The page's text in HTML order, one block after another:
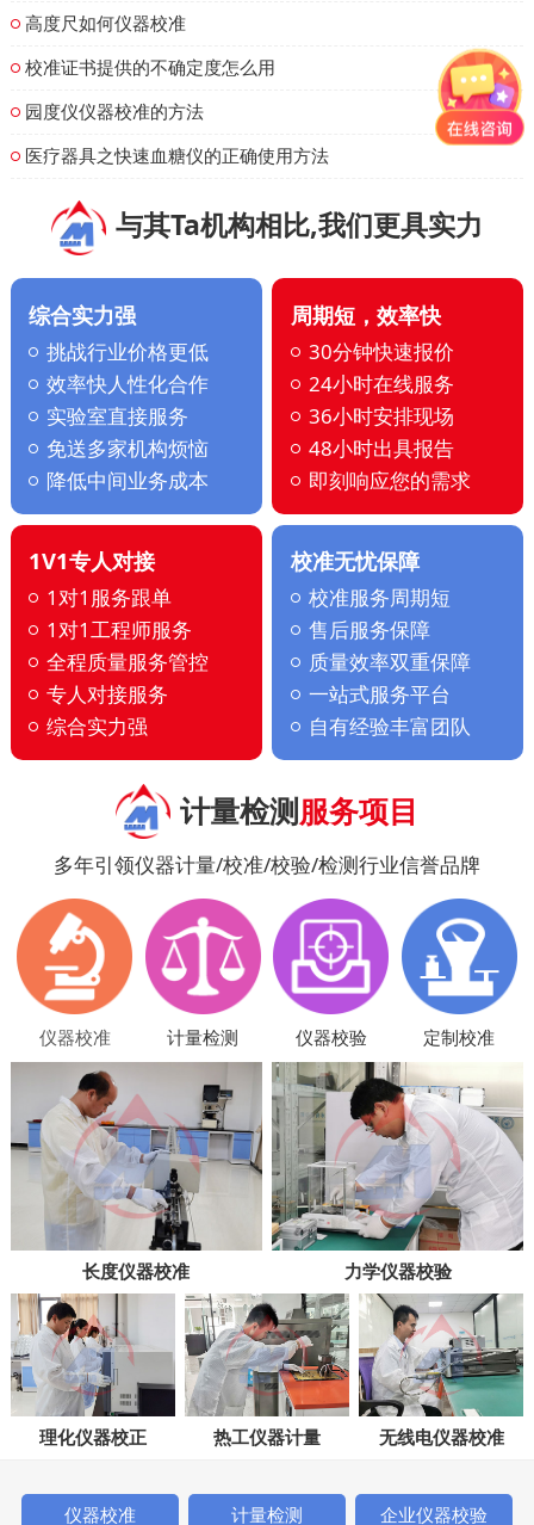
高度尺如何仪器校准
校准证书提供的不确定度怎么用
园度仪仪器校准的方法
医疗器具之快速血糖仪的正确使用方法
与其Ta机构相比,我们更具实力
综合实力强
挑战行业价格更低
效率快人性化合作
实验室直接服务
免送多家机构烦恼
降低中间业务成本
周期短，效率快
30分钟快速报价
24小时在线服务
36小时安排现场
48小时出具报告
即刻响应您的需求
1V1专人对接
1对1服务跟单
1对1工程师服务
全程质量服务管控
专人对接服务
综合实力强
校准无忧保障
校准服务周期短
售后服务保障
质量效率双重保障
一站式服务平台
自有经验丰富团队
计量检测服务项目
多年引领仪器计量/校准/校验/检测行业信誉品牌
仪器校准 计量检测 仪器校验 定制校准
长度仪器校准 力学仪器校验
理化仪器校正 热工仪器计量 无线电仪器校准
仪器校准 计量检测 企业仪器校验